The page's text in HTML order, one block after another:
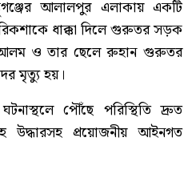
আলালপুর এলাকায় একটি
ধাক্কা দিলে গুরুতর সড়ক
আলম ও তার ছেলে রুহান গুরুতর
মৃত্যু হয়।
পৌঁছে পরিস্থিতি দ্রুত
উদ্ধারসহ প্রয়োজনীয় আইনগত